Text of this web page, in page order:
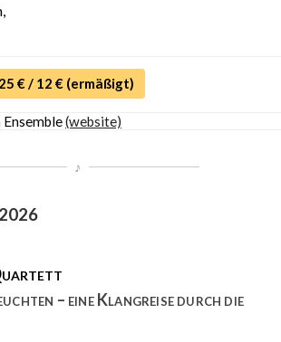
€ / 12 € (ermäßigt)
(website)
– eine Klangreise durch die